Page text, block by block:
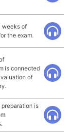
weeks of
the exam.
is connected
of
is